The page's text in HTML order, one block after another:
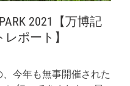
2021【万博記
ポート】
今年も無事開催された